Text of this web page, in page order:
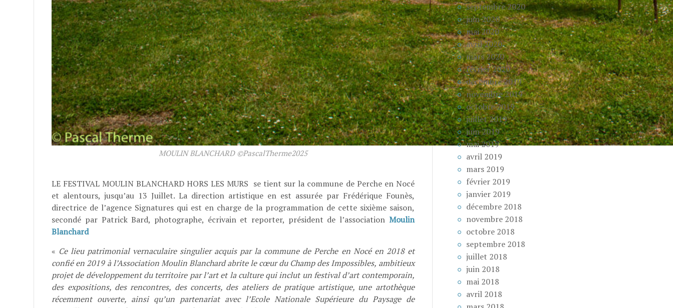
MOULIN BLANCHARD ©PascalTherme2025
LE FESTIVAL MOULIN BLANCHARD HORS LES MURS se tient sur la commune de Perche en Nocé
et alentours, jusqu’au 13 Juillet. La direction artistique en est assurée par Frédérique Founès,
directrice de l’agence Signatures qui est en charge de la programmation de cette sixième saison,
secondé parPatrick Bard, photographe, écrivain et reporter, président de l’association Moulin
Blanchard
« Ce lieu patrimonial vernaculaire singulier acquis par la commune de Perche en Nocé en 2018 et
confié en 2019 à l’Association Moulin Blanchard abrite le cœur du Champ des Impossibles, ambitieux
projet de développement du territoire par l’art et la culture qui inclut un festival d’art contemporain,
des expositions, des rencontres, des concerts, des ateliers de pratique artistique, une artothèque
récemment ouverte, ainsi qu’un partenariat avec l’Ecole Nationale Supérieure du Paysage de
septembre 2020
juin 2020
mai 2020
avril 2020
mars 2020
février 2020
décembre 2019
novembre 2019
octobre 2019
juillet 2019
juin 2019
mai 2019
avril 2019
mars 2019
février 2019
janvier 2019
décembre 2018
novembre 2018
octobre 2018
septembre 2018
juillet 2018
juin 2018
mai 2018
avril 2018